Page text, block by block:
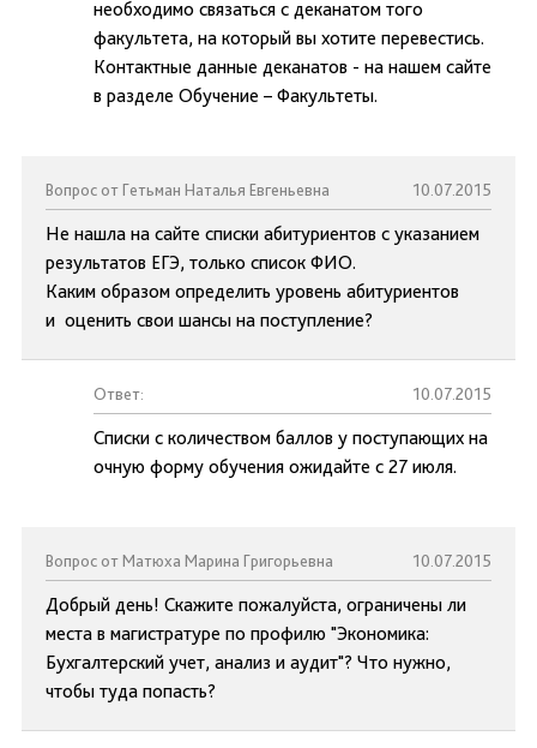
необходимо связаться с деканатом того
факультета, на который вы хотите перевестись.
Контактные данные деканатов - на нашем сайте
в разделе Обучение – Факультеты.
Вопрос от Гетьман Наталья Евгеньевна 10.07.2015
Не нашла на сайте списки абитуриентов с указанием
результатов ЕГЭ, только список ФИО.
Каким образом определить уровень абитуриентов
и оценить свои шансы на поступление?
Ответ: 10.07.2015
Списки с количеством баллов у поступающих на
очную форму обучения ожидайте с 27 июля.
Вопрос от Матюха Марина Григорьевна 10.07.2015
Добрый день! Скажите пожалуйста, ограничены ли
места в магистратуре по профилю "Экономика:
Бухгалтерский учет, анализ и аудит"? Что нужно,
чтобы туда попасть?